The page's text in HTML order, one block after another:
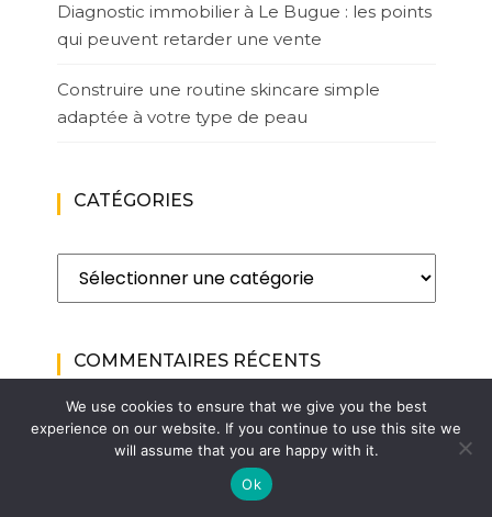
Diagnostic immobilier à Le Bugue : les points
qui peuvent retarder une vente
Construire une routine skincare simple
adaptée à votre type de peau
CATÉGORIES
Catégories
COMMENTAIRES RÉCENTS
Décrypter les secrets du réflexe de Moro :
comprendre son rôle dans le
développement du nourrisson – Le blog de
We use cookies to ensure that we give you the best
experience on our website. If you continue to use this site we
will assume that you are happy with it.
Ok